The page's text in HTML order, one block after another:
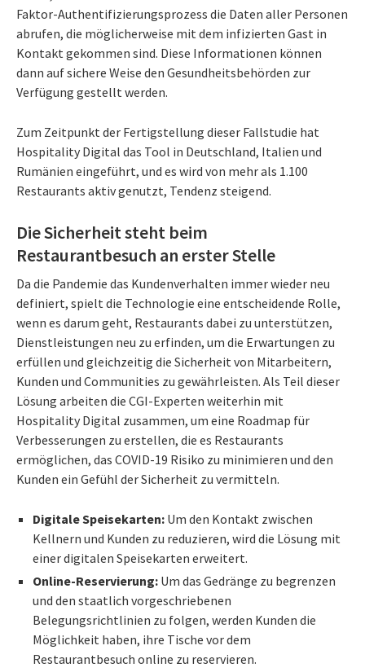
Faktor-Authentifizierungsprozess die Daten aller Personen
abrufen, die möglicherweise mit dem infizierten Gast in
Kontakt gekommen sind. Diese Informationen können
dann auf sichere Weise den Gesundheitsbehörden zur
Verfügung gestellt werden.
Zum Zeitpunkt der Fertigstellung dieser Fallstudie hat
Hospitality Digital das Tool in Deutschland, Italien und
Rumänien eingeführt, und es wird von mehr als 1.100
Restaurants aktiv genutzt, Tendenz steigend.
Die Sicherheit steht beim
Restaurantbesuch an erster Stelle
Da die Pandemie das Kundenverhalten immer wieder neu
definiert, spielt die Technologie eine entscheidende Rolle,
wenn es darum geht, Restaurants dabei zu unterstützen,
Dienstleistungen neu zu erfinden, um die Erwartungen zu
erfüllen und gleichzeitig die Sicherheit von Mitarbeitern,
Kunden und Communities zu gewährleisten. Als Teil dieser
Lösung arbeiten die CGI-Experten weiterhin mit
Hospitality Digital zusammen, um eine Roadmap für
Verbesserungen zu erstellen, die es Restaurants
ermöglichen, das COVID-19 Risiko zu minimieren und den
Kunden ein Gefühl der Sicherheit zu vermitteln.
Digitale Speisekarten: Um den Kontakt zwischen
Kellnern und Kunden zu reduzieren, wird die Lösung mit
einer digitalen Speisekarten erweitert.
Online-Reservierung: Um das Gedränge zu begrenzen
und den staatlich vorgeschriebenen
Belegungsrichtlinien zu folgen, werden Kunden die
Möglichkeit haben, ihre Tische vor dem
Restaurantbesuch online zu reservieren.